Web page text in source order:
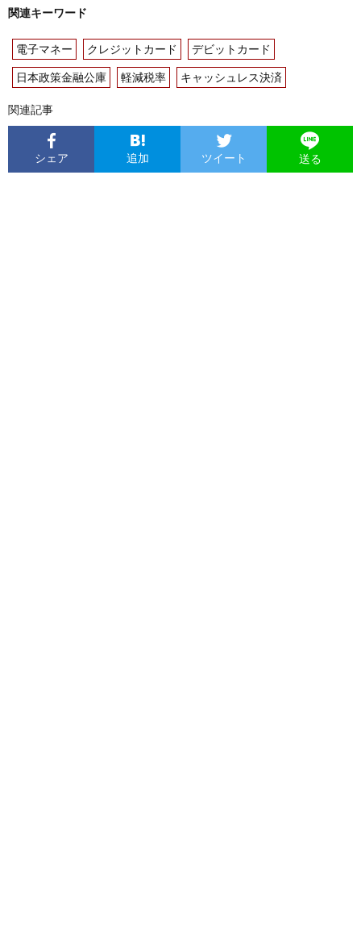
関連キーワード
電子マネー クレジットカード デビットカード
日本政策金融公庫 軽減税率 キャッシュレス決済
関連記事
シェア 追加 ツイート 送る